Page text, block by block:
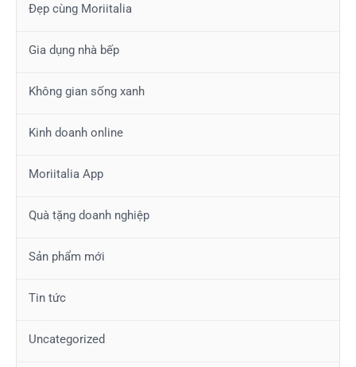
Đẹp cùng Moriitalia
Gia dụng nhà bếp
Không gian sống xanh
Kinh doanh online
Moriitalia App
Quà tặng doanh nghiệp
Sản phẩm mới
Tin tức
Uncategorized